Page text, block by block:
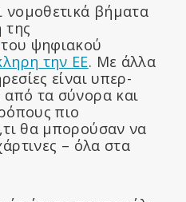
νομοθετικά βήματα
της
του ψηφιακού
την ΕΕ. Με άλλα
είναι υπερ-
από τα σύνορα και
πιο
θα μπορούσαν να
– όλα στα